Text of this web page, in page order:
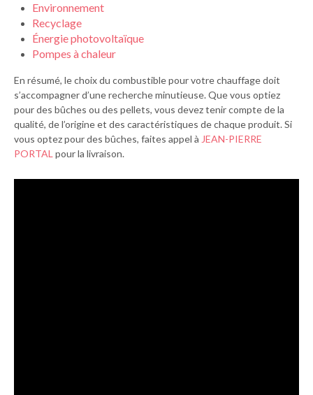
Environnement
Recyclage
Énergie photovoltaïque
Pompes à chaleur
En résumé, le choix du combustible pour votre chauffage doit
s’accompagner d’une recherche minutieuse. Que vous optiez
pour des bûches ou des pellets, vous devez tenir compte de la
qualité, de l’origine et des caractéristiques de chaque produit. Si
vous optez pour des bûches, faites appel à JEAN-PIERRE
PORTAL pour la livraison.